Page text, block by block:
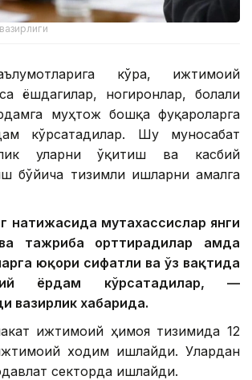
кўра, ижтимоий
ёшдагилар, ногиронлар, болали
муҳтож бошқа фуқароларга
кўрсатадилар. Шу муносабат
уларни ўқитиш ва касбий
бўйича тизимли ишларни амалга
натижасида мутахассислар янги
тажриба орттирадилар ҳамда
юқори сифатли ва ўз вақтида
ёрдам кўрсатадилар, —
вазирлик хабарида.
ижтимоий ҳимоя тизимида 12
ходим ишлайди. Улардан
секторда ишлайди.